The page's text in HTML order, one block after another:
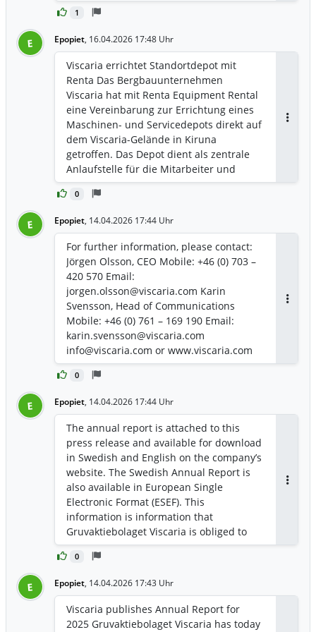
1
Geräten, Arbeitsbühnen,
Absperrungen und
Geschwindigkeitsmessgeräten. Darüber
hinaus beinhaltet sie die Errichtung
temporärer Gebäude für die
Materialbearbeitung, Büros und
Umkleideräume sowie weitere
Dienstleistungen zur
Baustellenunterstützung. Damit ist
Renta ein wichtiger Partner für die
reibungslose und professionelle
Durchführung Ihres Bauprojekts.
E Epopiet, 16.04.2026 17:48 Uhr
0
Viscaria errichtet Standortdepot mit
Renta Das Bergbauunternehmen
Viscaria hat mit Renta Equipment Rental
eine Vereinbarung zur Errichtung eines
Maschinen- und Servicedepots direkt auf
dem Viscaria-Gelände in Kiruna
getroffen. Das Depot dient als zentrale
Anlaufstelle für die Mitarbeiter und
Auftragnehmer von Viscaria während
der umfangreichen Bauphase, die nun
dauern wird.
E Epopiet, 14.04.2026 17:44 Uhr
0
For further information, please contact:
Jörgen Olsson, CEO Mobile: +46 (0) 703 –
420 570 Email:
jorgen.olsson@viscaria.com Karin
Svensson, Head of Communications
Mobile: +46 (0) 761 – 169 190 Email:
karin.svensson@viscaria.com
info@viscaria.com or www.viscaria.com
E Epopiet, 14.04.2026 17:44 Uhr
0
The annual report is attached to this
press release and available for download
in Swedish and English on the company’s
website. The Swedish Annual Report is
also available in European Single
Electronic Format (ESEF). This
information is information that
Gruvaktiebolaget Viscaria is obliged to
make public pursuant to the Securities
Markets Act. The information was
agency of the contact persons set out
above, at 2026-04-14 17:05 CEST.
E Epopiet, 14.04.2026 17:43 Uhr
Viscaria publishes Annual Report for
2025 Gruvaktiebolaget Viscaria has today